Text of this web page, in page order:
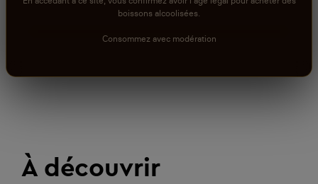
À découvrir
boissons alcoolisées.
Consommez avec modération